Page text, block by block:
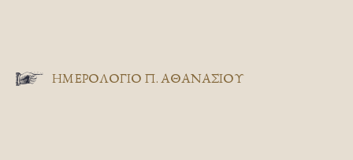
ΗΜΕΡΟΛΟΓΙΟ Π. ΑΘΑΝΑΣΙΟΥ